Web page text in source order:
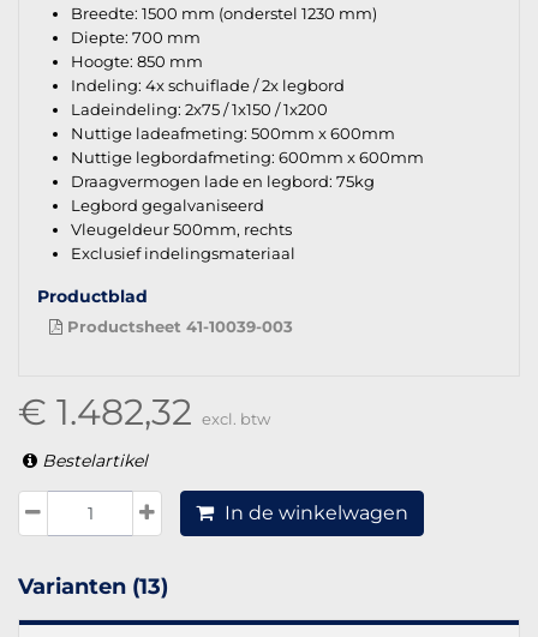
Breedte: 1500 mm (onderstel 1230 mm)
Diepte: 700 mm
Hoogte: 850 mm
Indeling: 4x schuiflade / 2x legbord
Ladeindeling: 2x75 / 1x150 / 1x200
Nuttige ladeafmeting: 500mm x 600mm
Nuttige legbordafmeting: 600mm x 600mm
Draagvermogen lade en legbord: 75kg
Legbord gegalvaniseerd
Vleugeldeur 500mm, rechts
Exclusief indelingsmateriaal
Productblad
Productsheet 41-10039-003
€ 1.482,32 excl. btw
Bestelartikel
In de winkelwagen
Varianten (13)